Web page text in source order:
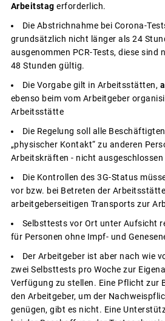
Arbeitstag erforderlich.
Die Abstrichnahme bei Corona-
grundsätzlich nicht länger als 24
ausgenommen PCR-Tests, diese sind
48 Stunden gültig.
Die Vorgabe gilt in Arbeitsstätten,
ebenso beim vom Arbeitgeber
Arbeitsstätte
Die Regelung soll alle
„physischer Kontakt“ zu anderen
Arbeitskräften - nicht ausgeschlossen
Die Kontrollen des 3G-Status
vor bzw. bei Betreten der
arbeitgeberseitigen Transports zur
Selbsttests vor Ort unter Aufsicht
für Personen ohne Impf- und
Der Arbeitgeber ist aber nach wie
zwei Selbsttests pro Woche zur
Verfügung zu stellen. Eine Pflicht zur
den Arbeitgeber, um der
genügen, gibt es nicht. Eine